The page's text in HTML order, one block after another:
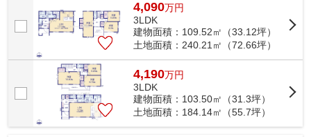
4,090万円
3LDK
建物面積：109.52㎡（33.12坪）
土地面積：240.21㎡（72.66坪）
4,190万円
3LDK
建物面積：103.50㎡（31.3坪）
土地面積：184.14㎡（55.7坪）